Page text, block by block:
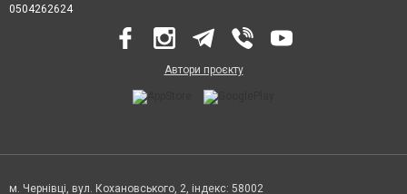
0504262624
Автори проєкту
м. Чернівці, вул. Кохановського, 2, індекс: 58002